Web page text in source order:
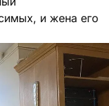
и жена его